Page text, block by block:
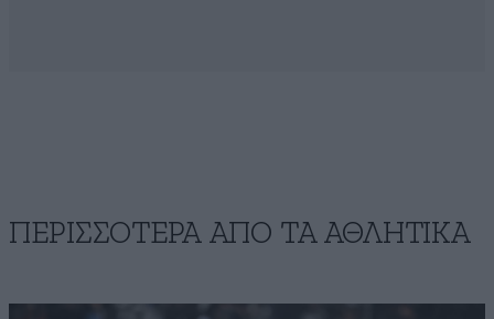
ΠΕΡΙΣΣΟΤΕΡΑ ΑΠΟ ΤA ΑΘΛΗΤΙΚΑ